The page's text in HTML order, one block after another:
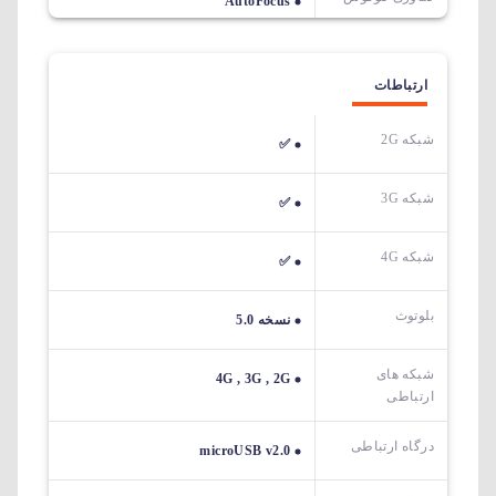
ارتباطات
شبکه 2G ✅
شبکه 3G ✅
شبکه 4G ✅
بلوتوث نسخه 5.0
شبکه های
ارتباطی
4G , 3G , 2G
درگاه ارتباطی microUSB v2.0